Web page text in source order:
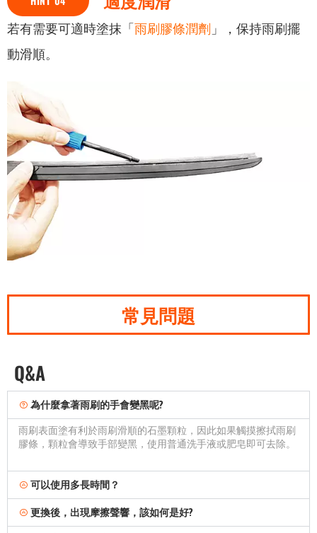
若有需要可適時塗抹「 雨刷膠條潤劑 」，保持雨刷擺
動滑順。
常見問題
Q&A
為什麼拿著雨刷的手會變黑呢?
雨刷表面塗有利於雨刷滑順的石墨顆粒，因此如果觸摸擦拭雨刷
膠條，顆粒會導致手部變黑，使用普通洗手液或肥皂即可去除。
可以使用多長時間？
更換後，出現摩擦聲響，該如何是好?